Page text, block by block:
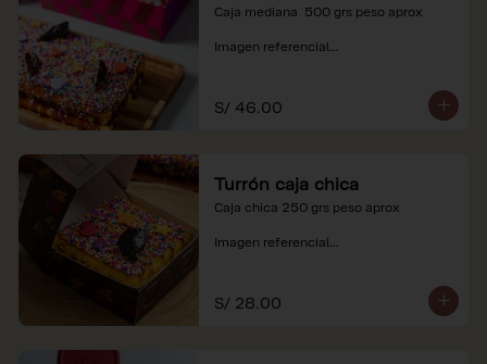
Caja mediana  500 grs peso aprox
Imagen referencial
soles e incluyen impuestos de ley y
recargo al consumo.
S/ 46.00
Turrón caja chica
Caja chica 250 grs peso aprox
Imagen referencial
soles e incluyen impuestos de ley y
recargo al consumo.
S/ 28.00